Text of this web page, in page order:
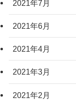
2021年7月
2021年6月
2021年4月
2021年3月
2021年2月